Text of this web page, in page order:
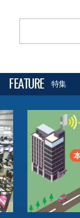
FEATURE 特集